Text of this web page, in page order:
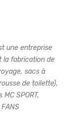
une entreprise
la fabrication de
sacs à
de toilette),
SPORT,
FANS